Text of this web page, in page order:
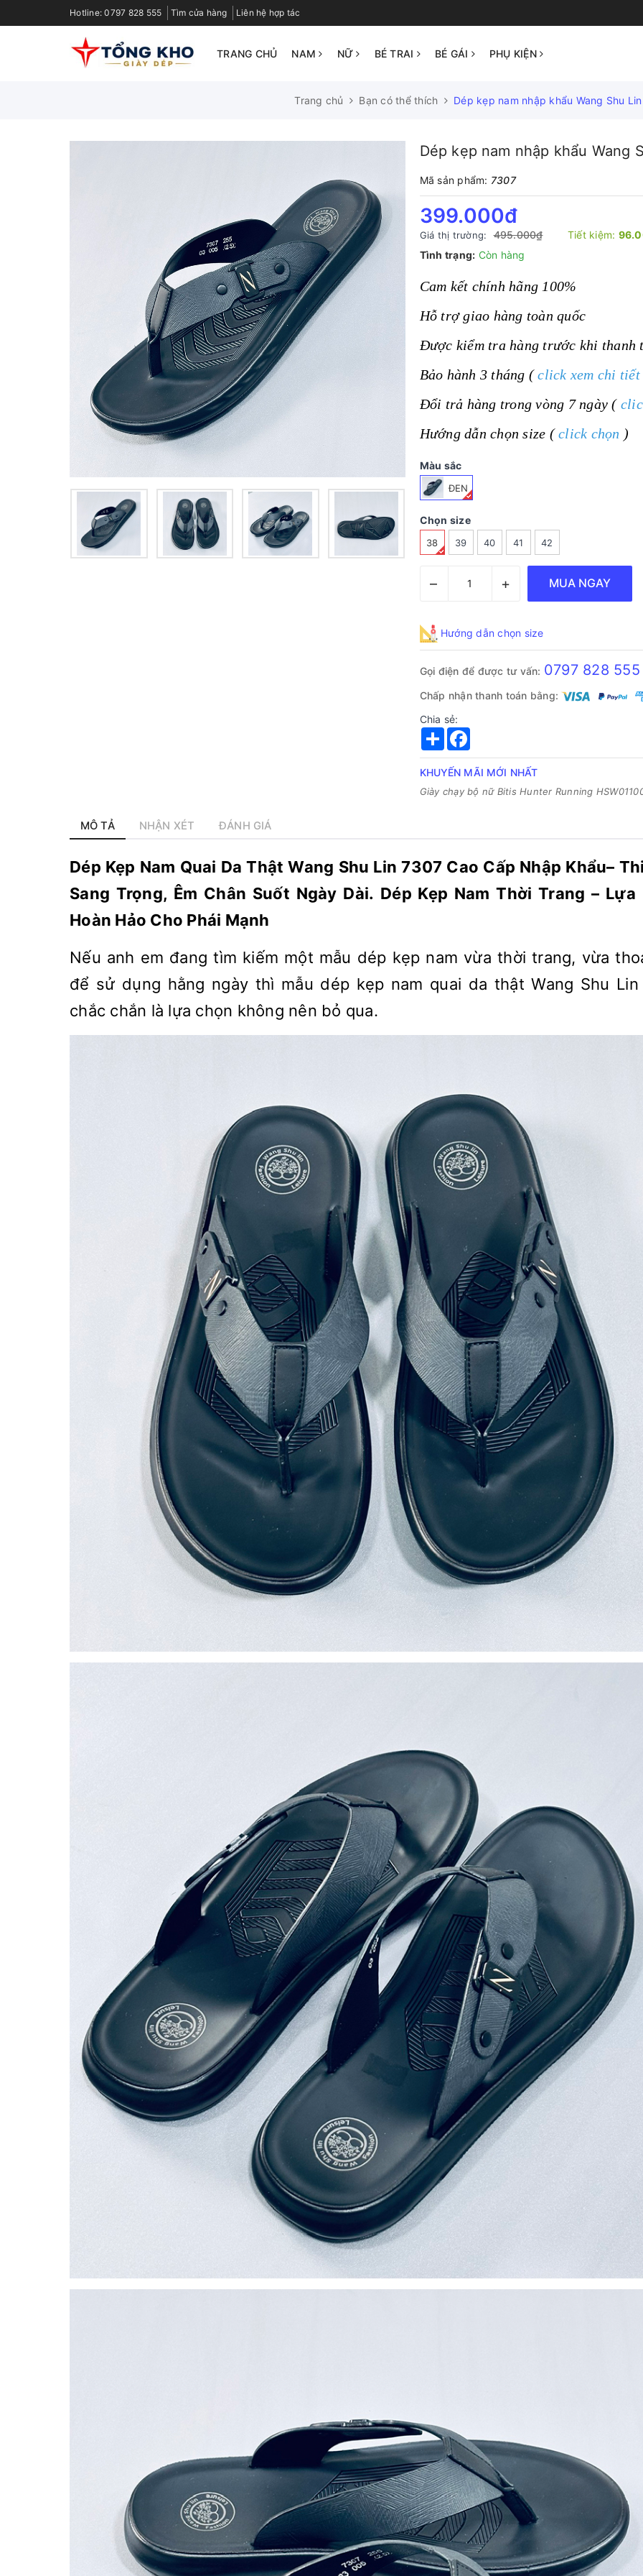
Hotline:0797 828 555 Tìm cửa hàng Liên hệ hợp tác
TRANG CHỦ NAM NỮ BÉ TRAI BÉ GÁI PHỤ KIỆN
Trang chủ Bạn có thể thích Dép kẹp nam nhập khẩu Wang Shu
Dép kẹp nam nhập khẩu Wang
Mã sản phẩm: 7307
399.000₫
Giá thị trường: 495.000₫ Tiết kiệm:
Tình trạng: Còn hàng
Cam kết chính hãng 100%
Hỗ trợ giao hàng toàn quốc
Được kiểm tra hàng trước khi thanh
Bảo hành 3 tháng (click xem chi tiết
Đổi trả hàng trong vòng 7 ngày (
Hướng dẫn chọn size (click chọn )
Màu sắc
ĐEN
Chọn size
38 39 40 41 42
– + MUA NGAY
Hướng dẫn chọn size
Gọi điện để được tư vấn: 0797 828 555
Chấp nhận thanh toán bằng:
Chia sẻ:
ShareFacebook
KHUYẾN MÃI MỚI NHẤT
Giày chạy bộ nữ Bitis Hunter Running
MÔ TẢ NHẬN XÉT ĐÁNH GIÁ
Dép Kẹp Nam Quai Da Thật Wang Shu Lin 7307 Cao Cấp Nhập Khẩu–
Sang Trọng, Êm Chân Suốt Ngày Dài. Dép Kẹp Nam Thời Trang – Lựa
Hoàn Hảo Cho Phái Mạnh
Nếu anh em đang tìm kiếm một mẫu dép kẹp nam vừa thời trang, vừa
để sử dụng hằng ngày thì mẫu dép kẹp nam quai da thật Wang Shu
chắc chắn là lựa chọn không nên bỏ qua.